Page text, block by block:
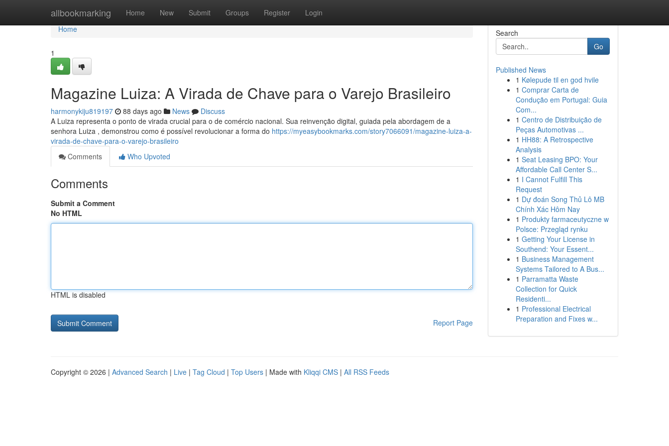
allbookmarking Home New Submit Groups Register Login
Home
Home
1
Magazine Luiza: A Virada de Chave para o Varejo Brasileiro
harmonykiju819197 88 days ago News
Discuss
A Luiza representa o ponto de virada crucial para o de comércio nacional. Sua reinvenção digital, guiada pela abordagem de a
senhora Luiza , demonstrou como é possível revolucionar a forma do https://myeasybookmarks.com/story7066091/magazine-luiza-a-
virada-de-chave-para-o-varejo-brasileiro
Comments
Who Upvoted
Comments
Submit a Comment
No HTML
HTML is disabled
Report Page
Search
Go
Published News
1 Kølepude til en god hvile
1 Comprar Carta de
Condução em Portugal: Guia
Com...
1 Centro de Distribuição de
Peças Automotivas ...
1 HH88: A Retrospective
Analysis
1 Seat Leasing BPO: Your
Affordable Call Center S...
1 I Cannot Fulfill This
Request
1 Dự đoán Song Thủ Lô MB
Chính Xác Hôm Nay
1 Produkty farmaceutyczne w
Polsce: Przegląd rynku
1 Getting Your License in
Southend: Your Essent...
1 Business Management
Systems Tailored to A Bus...
1 Parramatta Waste
Collection for Quick
Residenti...
1 Professional Electrical
Preparation and Fixes w...
Copyright © 2026 | Advanced Search | Live | Tag Cloud | Top Users | Made with Kliqqi CMS | All RSS Feeds